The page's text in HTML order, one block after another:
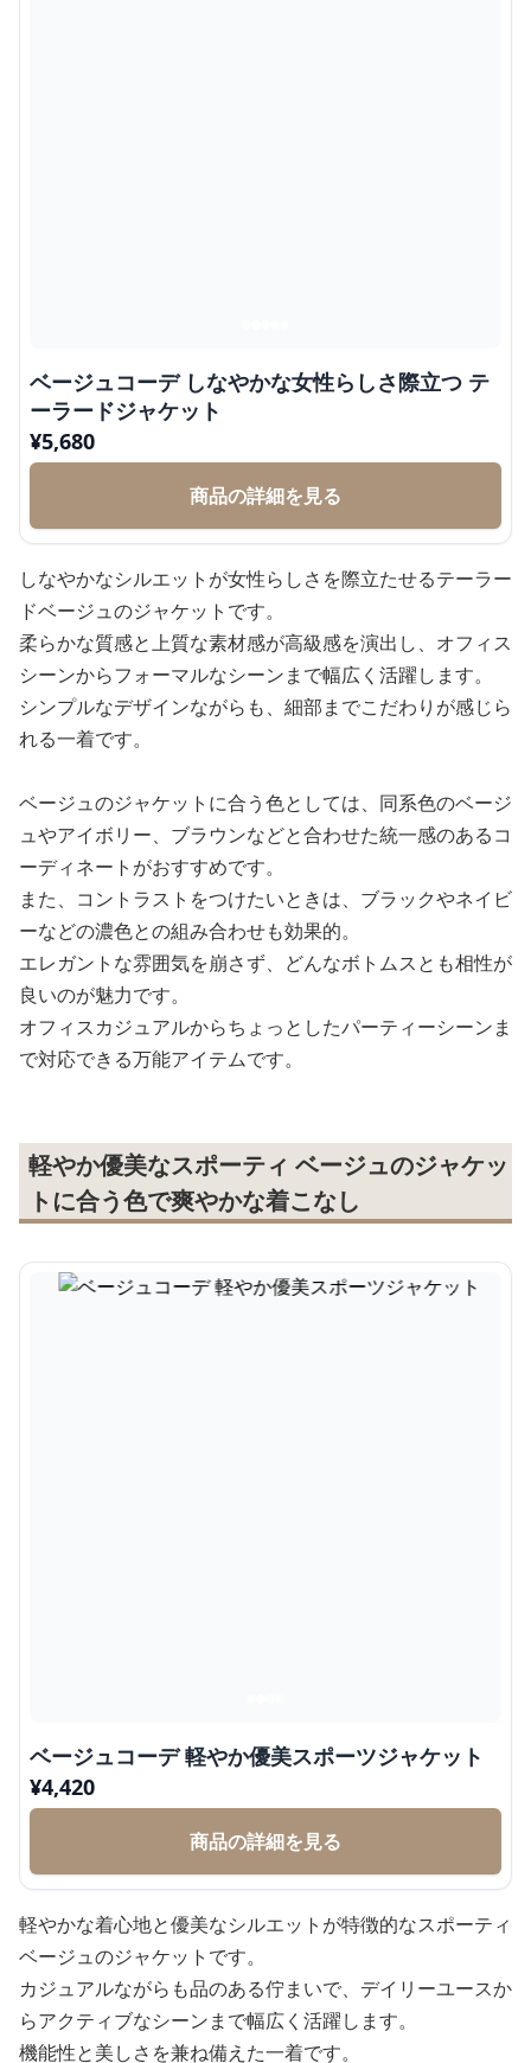
ベージュコーデ しなやかな女性らしさ際立つ テ
ーラードジャケット
¥5,680
商品の詳細を見る
しなやかなシルエットが女性らしさを際立たせるテーラー
ドベージュのジャケットです。
柔らかな質感と上質な素材感が高級感を演出し、オフィス
シーンからフォーマルなシーンまで幅広く活躍します。
シンプルなデザインながらも、細部までこだわりが感じら
れる一着です。
ベージュのジャケットに合う色としては、同系色のベージ
ュやアイボリー、ブラウンなどと合わせた統一感のあるコ
ーディネートがおすすめです。
また、コントラストをつけたいときは、ブラックやネイビ
ーなどの濃色との組み合わせも効果的。
エレガントな雰囲気を崩さず、どんなボトムスとも相性が
良いのが魅力です。
オフィスカジュアルからちょっとしたパーティーシーンま
で対応できる万能アイテムです。
軽やか優美なスポーティ ベージュのジャケッ
トに合う色で爽やかな着こなし
ベージュコーデ 軽やか優美スポーツジャケット
¥4,420
商品の詳細を見る
軽やかな着心地と優美なシルエットが特徴的なスポーティ
ベージュのジャケットです。
カジュアルながらも品のある佇まいで、デイリーユースか
らアクティブなシーンまで幅広く活躍します。
機能性と美しさを兼ね備えた一着です。